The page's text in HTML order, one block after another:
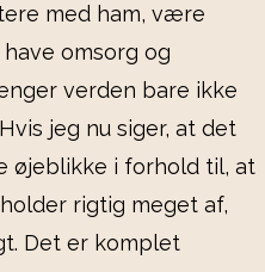
med ham, være
omsorg og
verden bare ikke
jeg nu siger, at det
øjeblikke i forhold til, at
rigtig meget af,
Det er komplet